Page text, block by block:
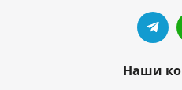
Наши